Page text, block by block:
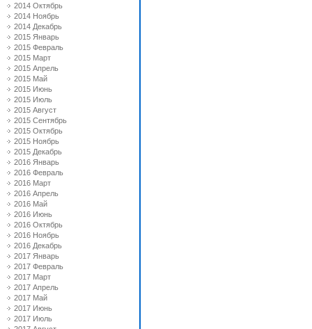
2014 Октябрь
2014 Ноябрь
2014 Декабрь
2015 Январь
2015 Февраль
2015 Март
2015 Апрель
2015 Май
2015 Июнь
2015 Июль
2015 Август
2015 Сентябрь
2015 Октябрь
2015 Ноябрь
2015 Декабрь
2016 Январь
2016 Февраль
2016 Март
2016 Апрель
2016 Май
2016 Июнь
2016 Октябрь
2016 Ноябрь
2016 Декабрь
2017 Январь
2017 Февраль
2017 Март
2017 Апрель
2017 Май
2017 Июнь
2017 Июль